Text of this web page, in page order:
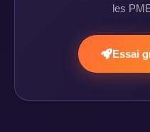
les
Essai